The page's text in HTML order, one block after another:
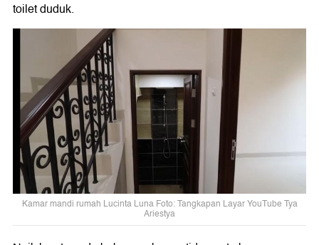
toilet duduk.
Kamar mandi rumah Lucinta Luna Foto: Tangkapan Layar YouTube Tya
Ariestya